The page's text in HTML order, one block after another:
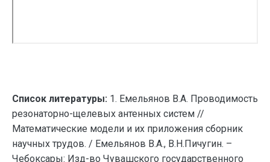
Список литературы: 1. Емельянов В.А. Проводимость
резонаторно-щелевых антенных систем //
Математические модели и их приложения сборник
научных трудов. / Емельянов В.А., В.Н.Пичугин. –
Чебоксары: Изд-во Чувашского государственного